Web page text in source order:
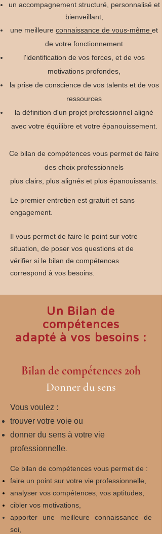
un accompagnement structuré, personnalisé et
bienveillant,
une meilleure connaissance de vous-même et
de votre fonctionnement
l'identification de vos forces, et de vos
motivations profondes,
la prise de conscience de vos talents et de vos
ressources
la définition d'un projet professionnel aligné
avec votre équilibre et votre épanouissement.
Ce bilan de compétences vous permet de faire
des choix professionnels
plus clairs, plus alignés et plus épanouissants.
Le premier entretien est gratuit et sans
engagement.
Il vous permet de faire le point sur votre
situation, de poser vos questions et de
vérifier si le bilan de compétences
correspond à vos besoins.
Un Bilan de
compétences
adapté à vos besoins :
Bilan de compétences 20h
Donner du sens
Vous voulez :
trouver votre voie ou
donner du sens à votre vie
professionnelle.
Ce bilan de compétences vous permet de :
faire un point sur votre vie professionnelle,
analyser vos compétences, vos aptitudes,
cibler vos motivations,
apporter une meilleure connaissance de
soi,